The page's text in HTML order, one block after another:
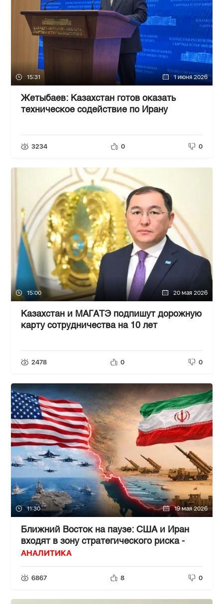
15:31 1 июня 2026
Жетыбаев: Казахстан готов оказать
техническое содействие по Ирану
3234 0 0
15:00 20 мая 2026
Казахстан и МАГАТЭ подпишут дорожную
карту сотрудничества на 10 лет
2478 0 0
11:30 19 мая 2026
Ближний Восток на паузе: США и Иран
входят в зону стратегического риска -
АНАЛИТИКА
6867 8 0